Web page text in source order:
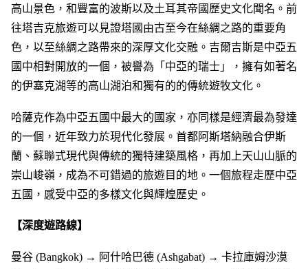
高山景色，和豐富的波斯以及土耳其帝國歷史文化聞名。前
往塔吉克旅遊可以見證塔國由古至今在絲綢之路的重要角
色，以至絲綢之路帶來的深厚文化交融。吉爾吉斯是中亞五
國中相對開放的一個，被譽為「中亞的瑞士」，擁有如著名
的伊塞克湖等的高山湖泊和獨有的的傳統遊牧文化。
哈薩克作為中亞五國中最大的國家，亦同樣是經濟最為發達
的一個，近年致力於現代化發展。首都阿斯塔納融合伊斯
蘭、蘇聯式現代與傳統的獨特建築風格，再加上天山山脈的
崇山峻嶺，成為不可錯過的旅遊目的地。一個旅程走歷中亞
五國，感受中亞的多樣文化與輝煌歷史。
【深度遊路線】
曼谷 (Bangkok) → 阿什哈巴德 (Ashgabat) → 卡拉庫姆沙漠